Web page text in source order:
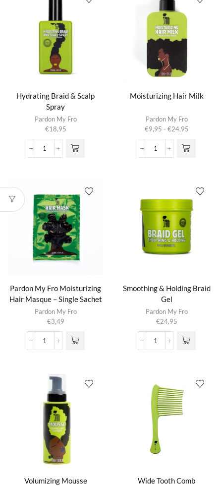
Hydrating Braid & Scalp
Spray
Pardon My Fro
€18,95
Hydrating
aantal
Moisturizing Hair Milk
Pardon My Fro
€9,95 - €24,95Prijsklasse:
tot
Moisturizing
heeft
meerdere
Deze optie
Pardon My Fro Moisturizing
Hair Masque – Single Sachet
Pardon My Fro
€3,49
Pardon
Moisturizing
Hair
Masque
-
Single
Sachet
aantal
Smoothing & Holding Braid
Gel
Pardon My Fro
€24,95
Smoothing
aantal
Volumizing Mousse Wide Tooth Comb